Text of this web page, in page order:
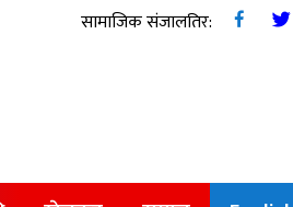
सामाजिक संजालतिर: